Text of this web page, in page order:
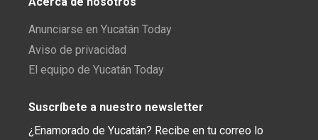
Anunciarse en Yucatán Today
Aviso de privacidad
El equipo de Yucatán Today
Suscríbete a nuestro newsletter
¿Enamorado de Yucatán? Recibe en tu correo lo